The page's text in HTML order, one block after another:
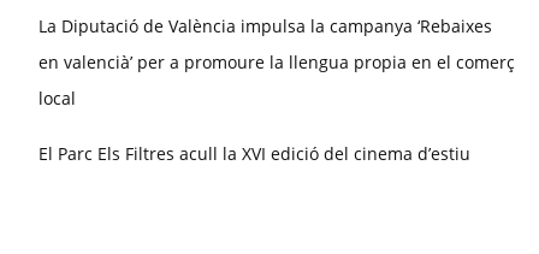
La Diputació de València impulsa la campanya ‘Rebaixes
en valencià’ per a promoure la llengua propia en el comerç
local
El Parc Els Filtres acull la XVI edició del cinema d’estiu